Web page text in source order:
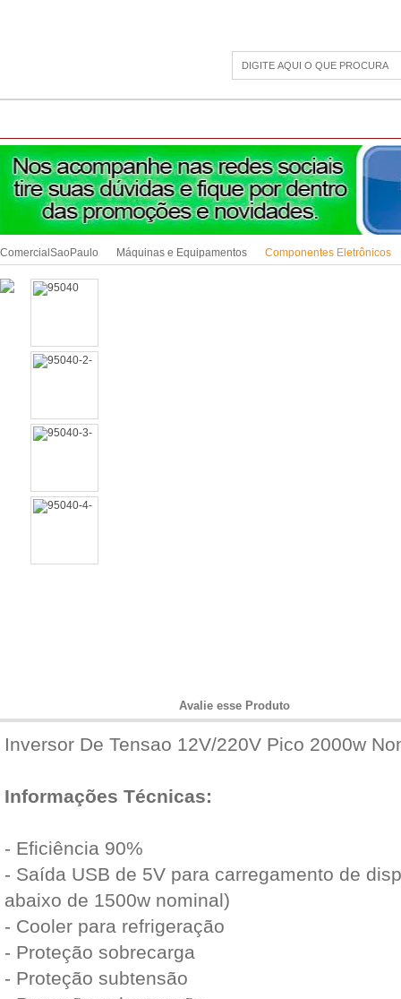
ComercialSaoPaulo Máquinas e Equipamentos Componentes Eletrônicos
Avalie esse Produto
Inversor De Tensao 12V/220V Pico 2000w
Informações Técnicas:
- Eficiência 90%
- Saída USB de 5V para carregamento de
abaixo de 1500w nominal)
- Cooler para refrigeração
- Proteção sobrecarga
- Proteção subtensão